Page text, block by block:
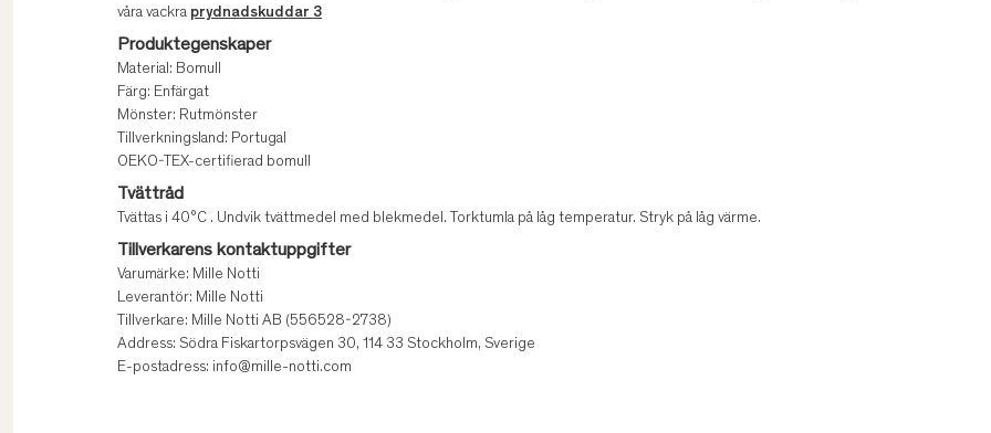
våra vackra prydnadskuddar 3
Produktegenskaper
Material: Bomull
Färg: Enfärgat
Mönster: Rutmönster
Tillverkningsland: Portugal
OEKO-TEX-certifierad bomull
Tvättråd
Tvättas i 40°C . Undvik tvättmedel med blekmedel. Torktumla på låg temperatur. Stryk på låg värme.
Tillverkarens kontaktuppgifter
Varumärke: Mille Notti
Leverantör: Mille Notti
Tillverkare: Mille Notti AB (556528-2738)
Address: Södra Fiskartorpsvägen 30, 114 33 Stockholm, Sverige
E-postadress: info@mille-notti.com